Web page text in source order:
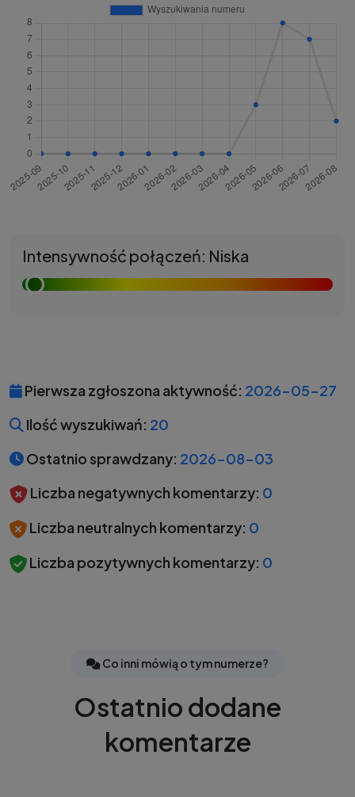
Intensywność połączeń: Niska
Pierwsza zgłoszona aktywność: 2026-05-27
Ilość wyszukiwań: 20
Ostatnio sprawdzany: 2026-08-03
Liczba negatywnych komentarzy: 0
Liczba neutralnych komentarzy: 0
Liczba pozytywnych komentarzy: 0
Co inni mówią o tym numerze?
Ostatnio dodane
komentarze